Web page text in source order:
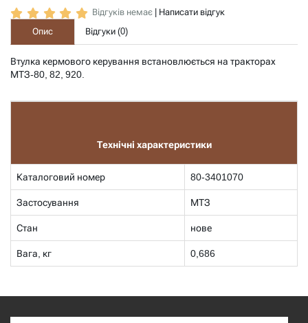
Відгуків немає
Написати відгук
Опис
Відгуки (0)
Втулка кермового керування встановлюється на тракторах
МТЗ-80, 82, 920.
Технічні характеристики
Каталоговий номер 80-3401070
Застосування МТЗ
Стан нове
Вага, кг 0,686